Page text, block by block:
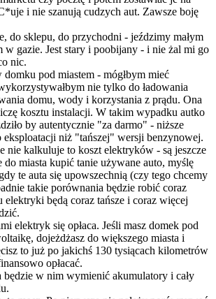
i nie szanują cudzych aut. Zawsze boję
do sklepu, do przychodni - jeździmy małym
w gazie. Jest stary i poobijany - i nie żal mi go
nic.
domku pod miastem - mógłbym mieć
nie tylko do ładowania
domu, wody i korzystania z prądu. Ona
kosztu instalacji. W takim wypadku autko
by autentycznie "za darmo" - niższe
eksploatacji niż "tańszej" wersji benzynowej.
nie kalkuluje to koszt elektryków - są jeszcze
miasta kupić tanie używane auto, myślę
te auta się upowszechnią (czy tego chcemy
takie porównania będzie robić coraz
elektryki będą coraz tańsze i coraz więcej
elektryk się opłaca. Jeśli masz domek pod
dojeżdżasz do większego miasta i
to już po jakichś 130 tysiącach kilometrów
opłacać.
będzie w nim wymienić akumulatory i cały